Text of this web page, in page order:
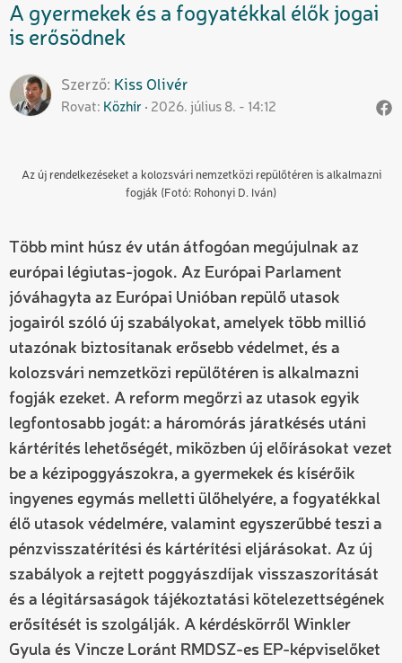
A gyermekek és a fogyatékkal élők jogai
is erősödnek
Szerző Kiss Olivér
Rovat Közhír 2026. július 8. - 14:12
Az új rendelkezéseket a kolozsvári nemzetközi repülőtéren is alkalmazni
fogják (Fotó: Rohonyi D. Iván)
Több mint húsz év után átfogóan megújulnak az
európai légiutas-jogok. Az Európai Parlament
jóváhagyta az Európai Unióban repülő utasok
jogairól szóló új szabályokat, amelyek több millió
utazónak biztosítanak erősebb védelmet, és a
kolozsvári nemzetközi repülőtéren is alkalmazni
fogják ezeket. A reform megőrzi az utasok egyik
legfontosabb jogát: a háromórás járatkésés utáni
kártérítés lehetőségét, miközben új előírásokat vezet
be a kézipoggyászokra, a gyermekek és kísérőik
ingyenes egymás melletti ülőhelyére, a fogyatékkal
élő utasok védelmére, valamint egyszerűbbé teszi a
pénzvisszatérítési és kártérítési eljárásokat. Az új
szabályok a rejtett poggyászdíjak visszaszorítását
és a légitársaságok tájékoztatási kötelezettségének
erősítését is szolgálják. A kérdéskörről Winkler
Gyula és Vincze Loránt RMDSZ-es EP-képviselőket